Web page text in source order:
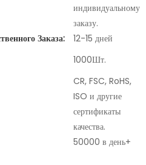
индивидуальному
заказу.
Заказа:
12-15 дней
1000Шт.
CR, FSC, RoHS,
ISO и другие
сертификаты
качества.
50000 в день+